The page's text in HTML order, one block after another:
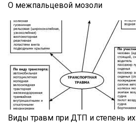
О межпальцевой мозоли
Виды травм при ДТП и степень их